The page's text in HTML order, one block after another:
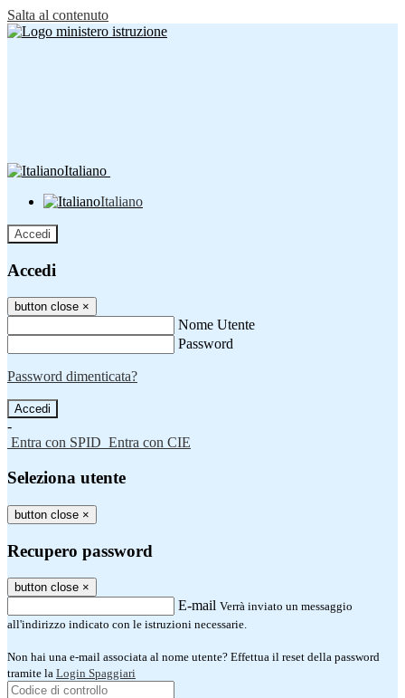
Salta al contenuto
Italiano
Italiano
Accedi
Accedi
button close ×
Nome Utente
Password
Password dimenticata?
-
Entra con SPID Entra con CIE
Seleziona utente
button close ×
Recupero password
button close ×
E-mail Verrà inviato un messaggio
all'indirizzo indicato con le istruzioni necessarie.
Non hai una e-mail associata al nome utente? Effettua il reset della password
tramite la Login Spaggiari